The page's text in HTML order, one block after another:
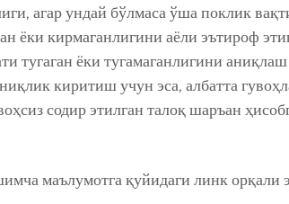
агар ундай бўлмаса ўша поклик
ёки кирмаганлигини аёли эътироф
тугаган ёки тугамаганлигини
киритиш учун эса, албатта
содир этилган талоқ шаръан
маълумотга қуйидаги линк орқали